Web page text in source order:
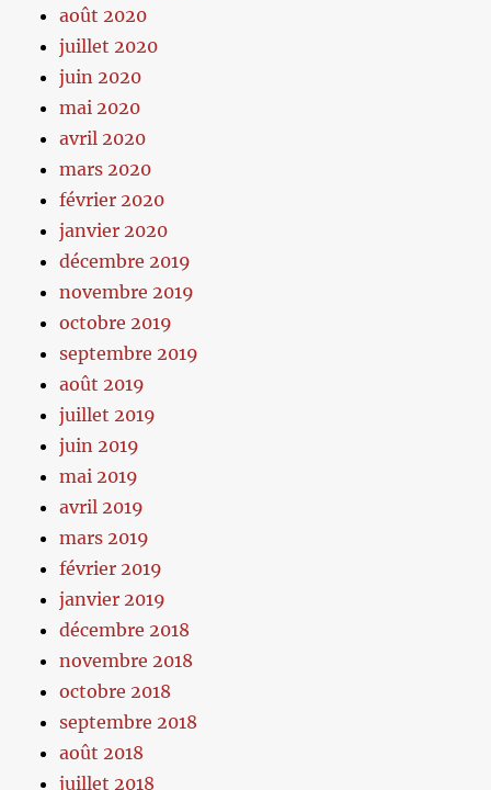
août 2020
juillet 2020
juin 2020
mai 2020
avril 2020
mars 2020
février 2020
janvier 2020
décembre 2019
novembre 2019
octobre 2019
septembre 2019
août 2019
juillet 2019
juin 2019
mai 2019
avril 2019
mars 2019
février 2019
janvier 2019
décembre 2018
novembre 2018
octobre 2018
septembre 2018
août 2018
juillet 2018